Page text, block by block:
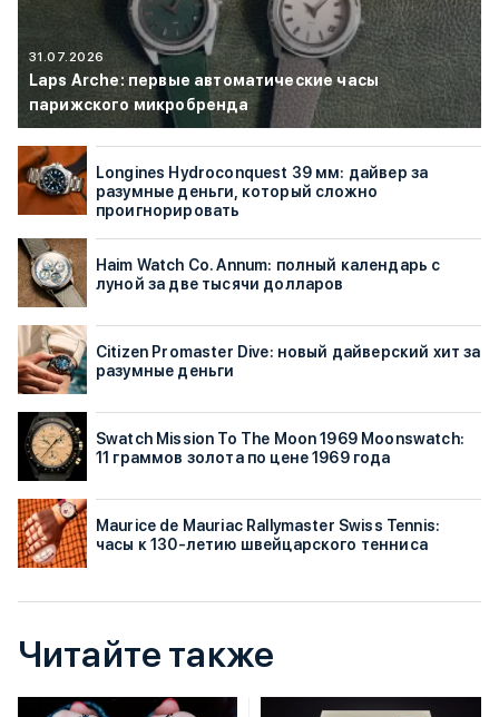
31.07.2026
Laps Arche: первые автоматические часы
парижского микробренда
Longines Hydroconquest 39 мм: дайвер за
разумные деньги, который сложно
проигнорировать
Haim Watch Co. Annum: полный календарь с
луной за две тысячи долларов
Citizen Promaster Dive: новый дайверский хит за
разумные деньги
Swatch Mission To The Moon 1969 Moonswatch:
11 граммов золота по цене 1969 года
Maurice de Mauriac Rallymaster Swiss Tennis:
часы к 130-летию швейцарского тенниса
Читайте также